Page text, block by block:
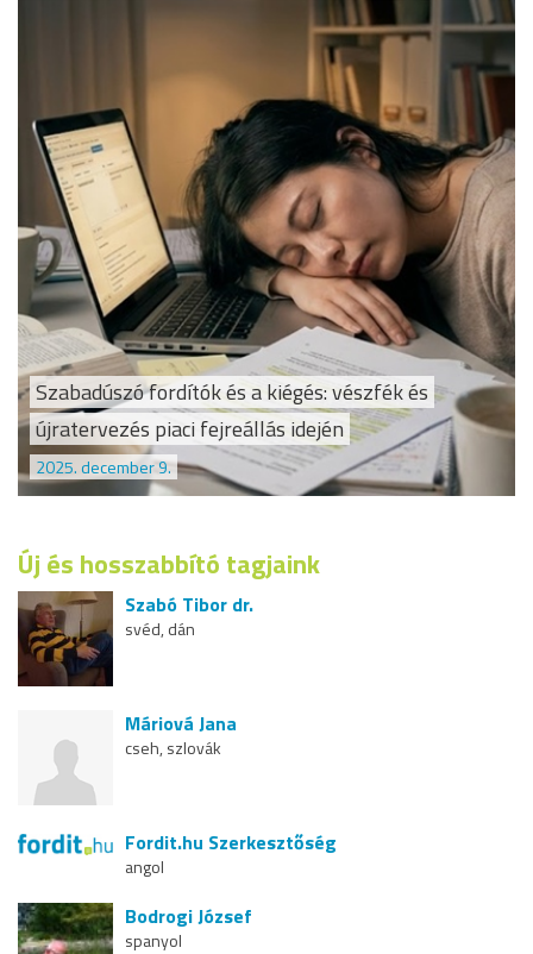
Szabadúszó fordítók és a kiégés: vészfék és
újratervezés piaci fejreállás idején
2025. december 9.
Új és hosszabbító tagjaink
Szabó Tibor dr.
svéd, dán
Máriová Jana
cseh, szlovák
Fordit.hu Szerkesztőség
angol
Bodrogi József
spanyol